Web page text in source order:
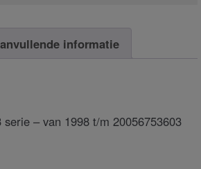
informatie
– van 1998 t/m 20056753603